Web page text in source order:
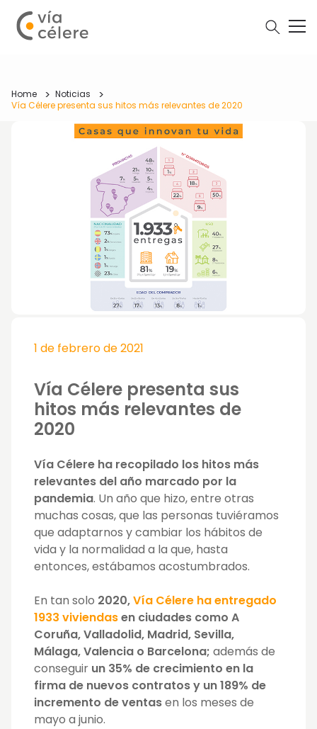
Home
Noticias
Vía Célere presenta sus hitos más relevantes de 2020
1 de febrero de 2021
Vía Célere presenta sus
hitos más relevantes de
2020
Vía Célere ha recopilado los hitos más
relevantes del año marcado por la
pandemia. Un año que hizo, entre otras
muchas cosas, que las personas tuviéramos
que adaptarnos y cambiar los hábitos de
vida y la normalidad a la que, hasta
entonces, estábamos acostumbrados.
En tan solo 2020,Vía Célere ha entregado
1933 viviendasen ciudades como A
Coruña, Valladolid, Madrid, Sevilla,
Málaga, Valencia o Barcelona; además de
conseguir un 35% de crecimiento en la
firma de nuevos contratos y un 189% de
incremento de ventasen los meses de
mayo a junio.